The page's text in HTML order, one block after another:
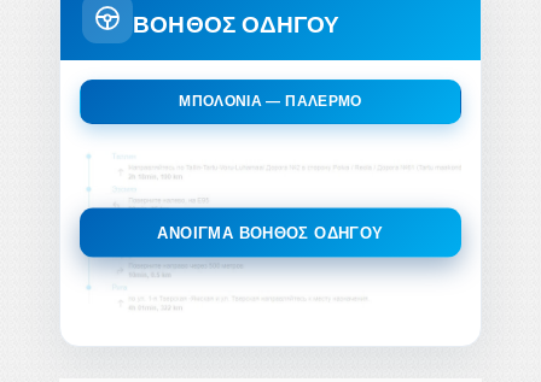
ΒΟΗΘΟΣ ΟΔΗΓΟΥ
ΜΠΟΛΌΝΙΑ — ΠΑΛΈΡΜΟ
ΆΝΟΙΓΜΑ ΒΟΗΘΟΣ ΟΔΗΓΟΥ